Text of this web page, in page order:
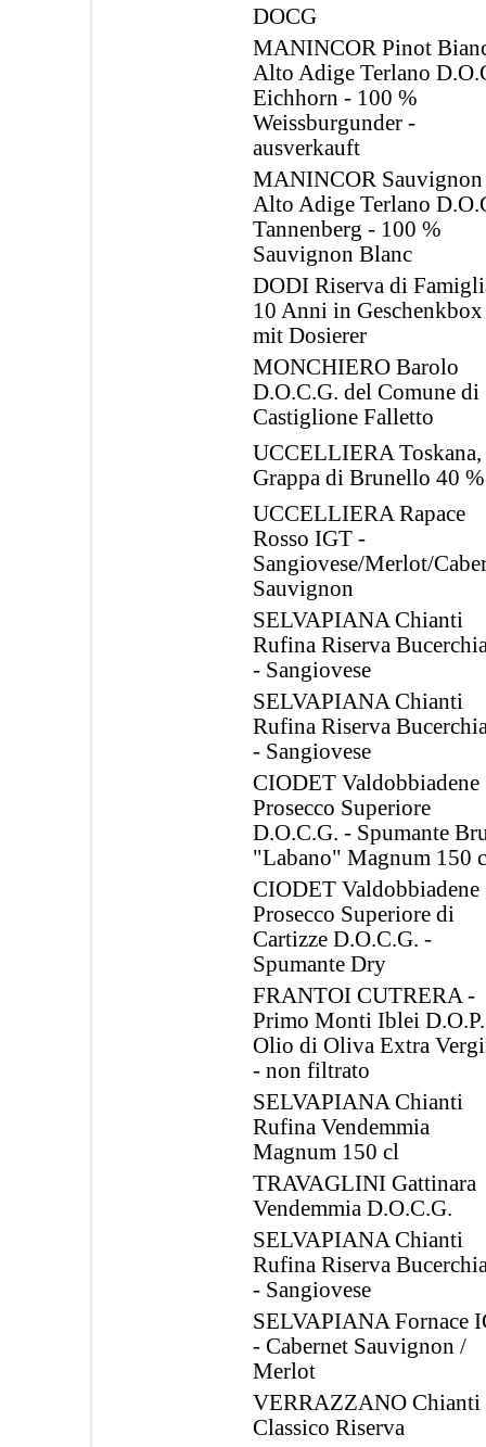
DOCG
MANINCOR Pinot
Alto Adige Terlano
Eichhorn - 100 %
Weissburgunder -
ausverkauft
MANINCOR Sauvignon
Alto Adige Terlano
Tannenberg - 100 %
Sauvignon Blanc
DODI Riserva di
10 Anni in Geschenkbox
mit Dosierer
MONCHIERO Barolo
D.O.C.G. del Comune di
Castiglione Falletto
UCCELLIERA Toskana,
Grappa di Brunello 40 %
UCCELLIERA Rapace
Rosso IGT -
Sangiovese/Merlot/
Sauvignon
SELVAPIANA Chianti
Rufina Riserva
- Sangiovese
SELVAPIANA Chianti
Rufina Riserva
- Sangiovese
CIODET Valdobbiadene
Prosecco Superiore
D.O.C.G. - Spumante
"Labano" Magnum 150
CIODET Valdobbiadene
Prosecco Superiore di
Cartizze D.O.C.G. -
Spumante Dry
FRANTOI CUTRERA -
Primo Monti Iblei
Olio di Oliva Extra
- non filtrato
SELVAPIANA Chianti
Rufina Vendemmia
Magnum 150 cl
TRAVAGLINI Gattinara
Vendemmia D.O.C.G.
SELVAPIANA Chianti
Rufina Riserva
- Sangiovese
SELVAPIANA Fornace
- Cabernet Sauvignon /
Merlot
VERRAZZANO Chianti
Classico Riserva